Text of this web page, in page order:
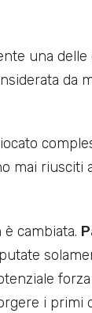
una
da
mai riusciti
cambiata.
i primi